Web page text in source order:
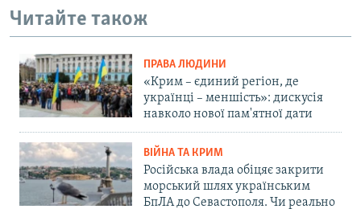
Читайте також
ПРАВА ЛЮДИНИ
«Крим – єдиний регіон, де
українці – меншість»: дискусія
навколо нової пам'ятної дати
ВІЙНА ТА КРИМ
Російська влада обіцяє закрити
морський шлях українським
БпЛА до Севастополя. Чи реально